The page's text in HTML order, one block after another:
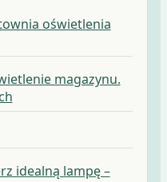
oświetlenia
magazynu.
idealną lampę –